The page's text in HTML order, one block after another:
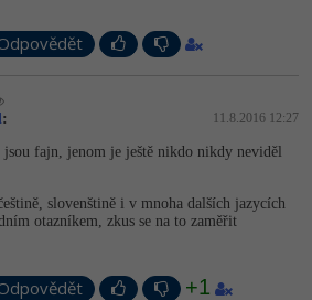
: 11.8.2016 12:27
jsou fajn, jenom je ještě nikdo nikdy neviděl
slovenštině i v mnoha dalších jazycích
otazníkem, zkus se na to zaměřit
+1